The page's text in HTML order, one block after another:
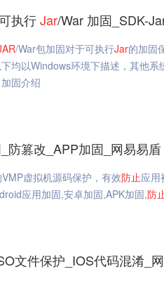
执行Jar/War 加固_SDK-
/War包加固对于可执行Jar的加固
均以Windows环境下描述，其他
固介绍
防篡改_APP加固_网易易盾
虚拟机源码保护，有效防止应用
应用加固,安卓加固,APK加固,防
文件保护_IOS代码混淆_